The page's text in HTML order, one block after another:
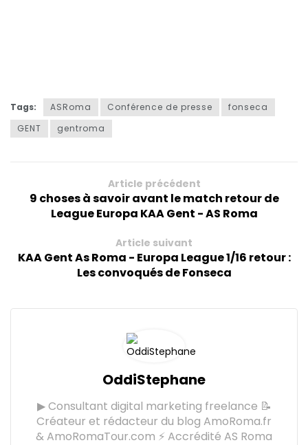
Tags: ASRoma Conférence de presse
fonseca
GENT
gentroma
Article précédent
9 choses à savoir avant le match retour de
League Europa KAA Gent - AS Roma
Article suivant
KAA Gent As Roma - Europa League 1/16 retour :
Les convoqués de Fonseca
OddiStephane
▶ Consultant digital marketing freelance 📝
Créateur et rédacteur du blog AmoRoma.fr
& AmoRomaTour.com ⚡ Accrédité AS Roma